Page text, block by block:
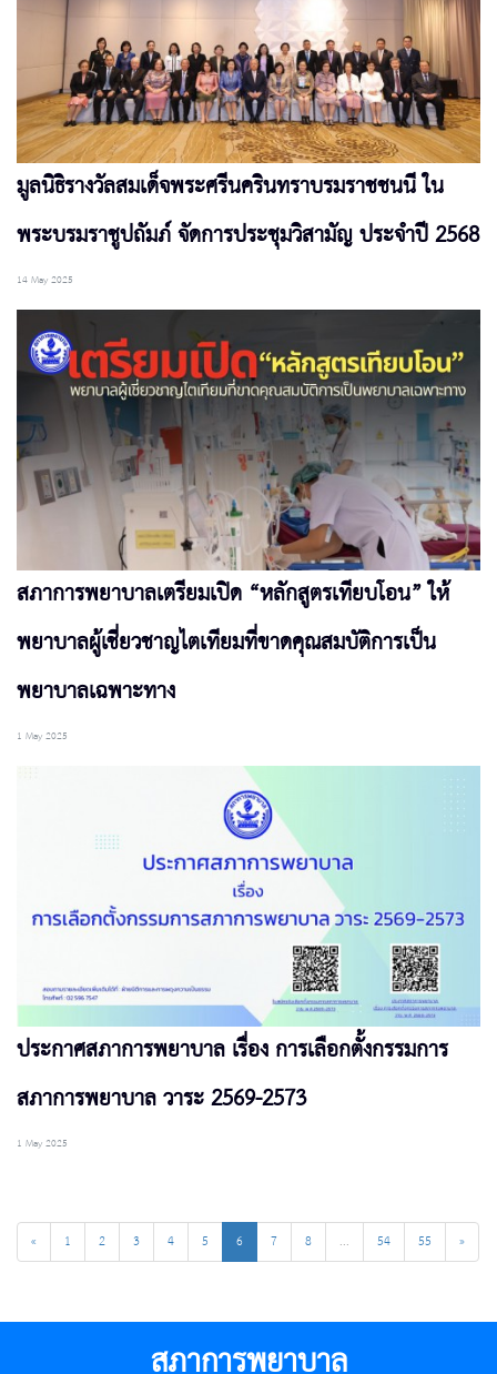
มูลนิธิรางวัลสมเด็จพระศรีนครินทราบรมราชชนนี ใน
พระบรมราชูปถัมภ์ จัดการประชุมวิสามัญ ประจำปี 2568
14 May 2025
สภาการพยาบาลเตรียมเปิด “หลักสูตรเทียบโอน” ให้
พยาบาลผู้เชี่ยวชาญไตเทียมที่ขาดคุณสมบัติการเป็น
พยาบาลเฉพาะทาง
1 May 2025
ประกาศสภาการพยาบาล เรื่อง การเลือกตั้งกรรมการ
สภาการพยาบาล วาระ 2569-2573
1 May 2025
« 1 2 3 4 5 6 7 8 ... 54 55 »